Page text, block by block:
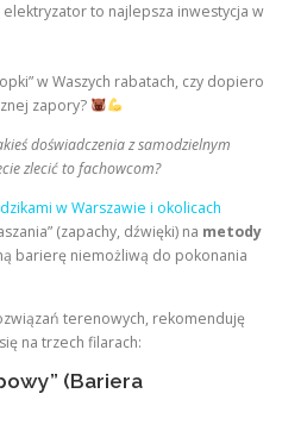
to najlepsza inwestycja w
w Waszych rabatach, czy dopiero
zapory?
doświadczenia z samodzielnym
zlecić to fachowcom?
w Warszawie i okolicach
(zapachy, dźwięki) na metody
barierę niemożliwą do pokonania
terenowych, rekomenduję
na trzech filarach:
(Bariera